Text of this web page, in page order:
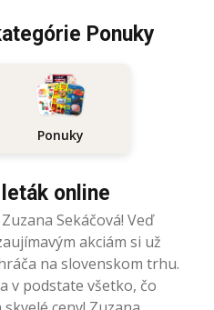
Ponuky
Ponuky
online
Sekáčová! Veď
akciám si už
na slovenskom trhu.
v podstate všetko, čo